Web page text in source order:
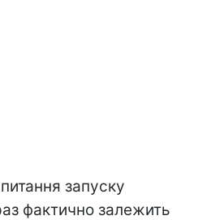
запуску
фактично залежить